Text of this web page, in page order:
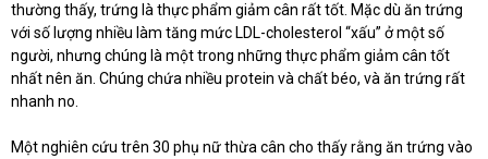
thường thấy, trứng là thực phẩm giảm cân rất tốt. Mặc dù ăn trứng
với số lượng nhiều làm tăng mức LDL-cholesterol “xấu” ở một số
người, nhưng chúng là một trong những thực phẩm giảm cân tốt
nhất nên ăn. Chúng chứa nhiều protein và chất béo, và ăn trứng rất
nhanh no.
Một nghiên cứu trên 30 phụ nữ thừa cân cho thấy rằng ăn trứng vào